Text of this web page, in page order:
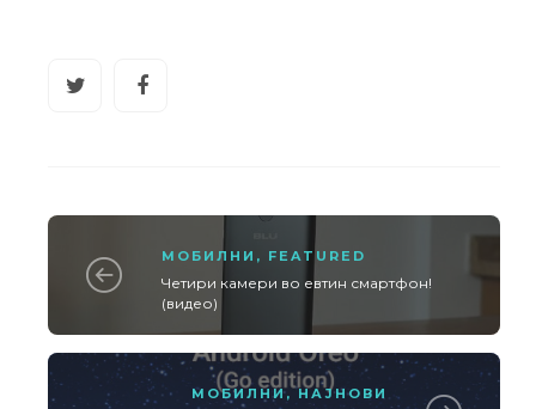
МОБИЛНИ , FEATURED
Четири камери во евтин смартфон!
(видео)
МОБИЛНИ,НАЈНОВИ